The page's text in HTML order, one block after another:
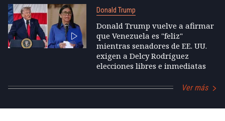
Donald Trump
Donald Trump vuelve a afirmar
que Venezuela es "feliz"
mientras senadores de EE. UU.
exigen a Delcy Rodríguez
elecciones libres e inmediatas
Ver más